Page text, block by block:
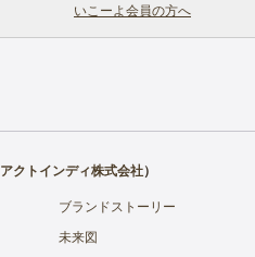
いこーよ会員の方へ
アクトインディ株式会社）
ブランドストーリー
未来図